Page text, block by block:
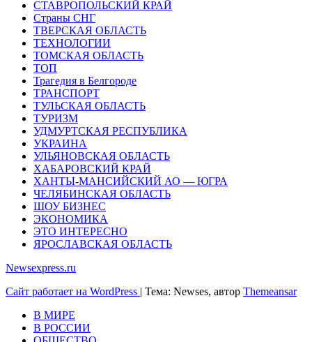
СТАВРОПОЛЬСКИЙ КРАЙ
Страны СНГ
ТВЕРСКАЯ ОБЛАСТЬ
ТЕХНОЛОГИИ
ТОМСКАЯ ОБЛАСТЬ
ТОП
Трагедия в Белгороде
ТРАНСПОРТ
ТУЛЬСКАЯ ОБЛАСТЬ
ТУРИЗМ
УДМУРТСКАЯ РЕСПУБЛИКА
УКРАИНА
УЛЬЯНОВСКАЯ ОБЛАСТЬ
ХАБАРОВСКИЙ КРАЙ
ХАНТЫ-МАНСИЙСКИЙ АО — ЮГРА
ЧЕЛЯБИНСКАЯ ОБЛАСТЬ
ШОУ БИЗНЕС
ЭКОНОМИКА
ЭТО ИНТЕРЕСНО
ЯРОСЛАВСКАЯ ОБЛАСТЬ
Newsexpress.ru
Сайт работает на WordPress | Тема: Newses, автор Themeansar
В МИРЕ
В РОССИИ